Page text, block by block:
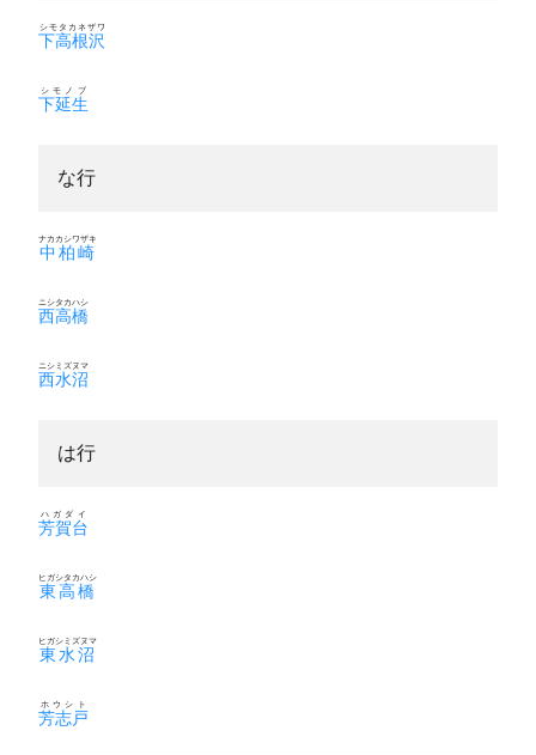
下高根沢
シモタカネザワ
下延生
シモノブ
な行
中柏崎
ナカカシワザキ
西高橋
ニシタカハシ
西水沼
ニシミズヌマ
は行
芳賀台
ハガダイ
東高橋
ヒガシタカハシ
東水沼
ヒガシミズヌマ
芳志戸
ホウシト